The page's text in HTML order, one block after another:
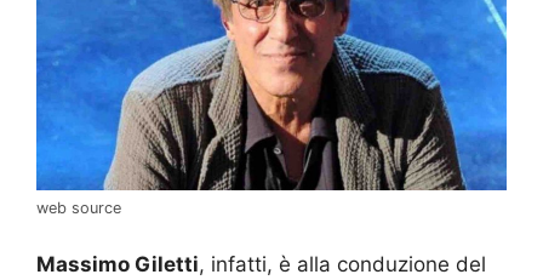
web source
Massimo Giletti, infatti, è alla conduzione del